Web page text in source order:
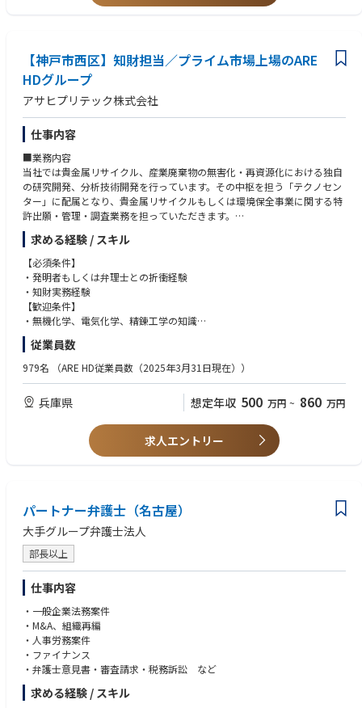
【神戸市西区】知財担当／プライム市場上場のARE
HDグループ
アサヒプリテック株式会社
仕事内容
■業務内容
当社では貴金属リサイクル、産業廃棄物の無害化・再資源化における独自
の研究開発、分析技術開発を行っています。その中枢を担う「テクノセン
ター」に配属となり、貴金属リサイクルもしくは環境保全事業に関する特
許出願・管理・調査業務を担っていただきます。
具体的には、当社で開発された技術成果を特許化するためのポイント抽
出、明細書作成補助、弁理士事務所との折衝、審査対応、特許の維持管
理、調査レポート、各種業務の期限管理などを行っていただきます。
また、経験を積んだ後は当社の開発テーマの企画にも関与していただきま
す。
■出張
アサインされるプロジェクト次第で発生する可能性があります。
本人の適正と意向を考慮の上、知的財産の発掘、認定、権利化、調査、折
衝、契約、教育、管理などを担当いただきます。基本的にOJT指導となり
ます。
知財Gでは少数かつ現場主義を取っておりますので、発明等創出の現場か
ら対外的な折衝まで、できる限り幅広く携わっていただきます。
・知財として実績（件数）を重視するスタイルではなく、１件１件の発明
に対して、丁寧に技術的思想を汲み取って、特許出願するスタイルです。
求める経験 / スキル
【必須条件】
・発明者もしくは弁理士との折衝経験
・知財実務経験
【歓迎条件】
・無機化学、電気化学、精錬工学の知識
・語学力（TOEICスコア700点レベル以上目安）
・企業もしくは大学等研究機関での知財担当経験
・弁理士、一級知財管理技能士に相当する知識（資格自体は不問）
・特許以外の知財実務も学ぶ意欲があること
・特許調査ツールの使用経験
従業員数
979名 （ARE HD従業員数（2025年3月31日現在））
兵庫県 想定年収 500 万円 ~ 860 万円
求人エントリー
パートナー弁護士（名古屋）
大手グループ弁護士法人
部長以上
仕事内容
・一般企業法務案件
・M&A、組織再編
・人事労務案件
・ファイナンス
・弁護士意見書・審査請求・税務訴訟 など
求める経験 / スキル